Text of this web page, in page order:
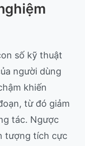
số kỹ thuật
người dùng
khiến
từ đó giảm
tác. Ngược
tượng tích cực